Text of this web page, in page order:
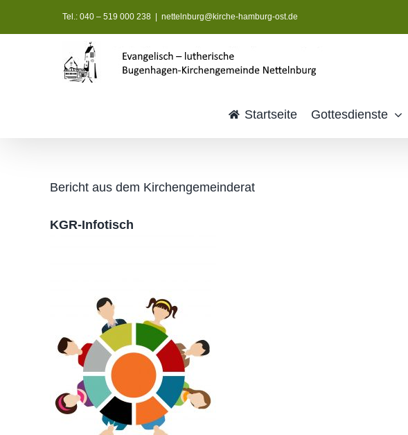
springen
Tel.: 040 – 519 000 238 nettelnburg@kirche-hamburg-ost.de
Startseite Gottesdienste
Bericht aus dem Kirchengemeinderat
KGR-Infotisch